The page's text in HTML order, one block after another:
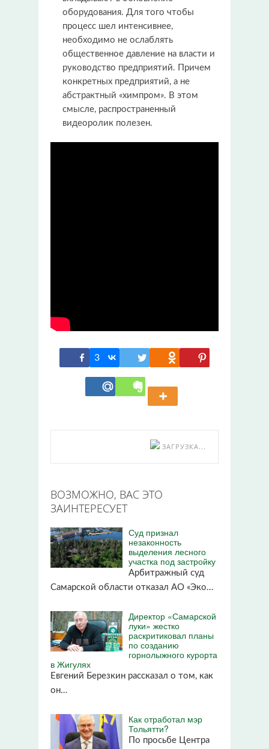
оборудования. Для того чтобы
процесс шел интенсивнее,
необходимо не ослаблять
общественное давление на власти и
руководство предприятий. Причем
конкретных предприятий, а не
абстрактный «химпром». В этом
смысле, распространенный
видеоролик полезен.
3
ЗАГРУЗКА...
ВОЗМОЖНО, ВАС ЭТО
ЗАИНТЕРЕСУЕТ
Суд признал
незаконность
выделения лесного
участка под застройку
Арбитражный суд
Самарской области отказал АО «Эко…
Директор «Самарской
луки» жестко
раскритиковал планы
по созданию
горнолыжного курорта
в Жигулях
Евгений Березкин рассказал о том, как
он…
Как отработал мэр
Тольятти?
По просьбе Центра